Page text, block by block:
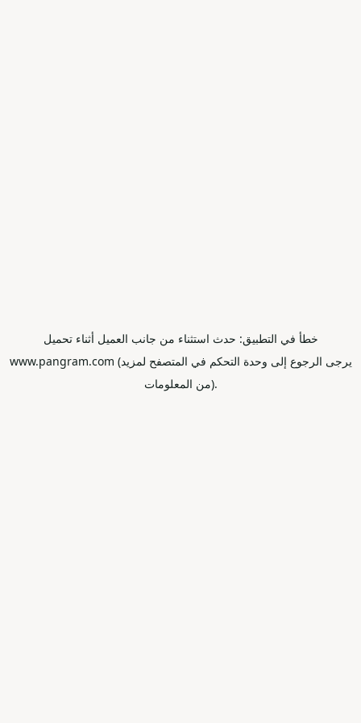
خطأ في التطبيق: حدث استثناء من جانب العميل أثناء تحميل
www.pangram.com (يرجى الرجوع إلى وحدة التحكم في المتصفح لمزيد
من المعلومات).